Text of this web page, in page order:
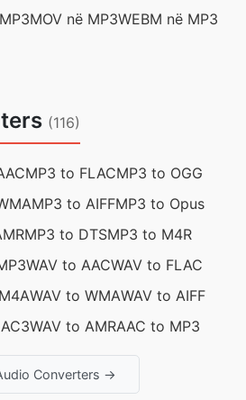
MOV në MP3WEBM në MP3
(116)
MP3 to FLACMP3 to OGG
MP3 to AIFFMP3 to Opus
MP3 to DTSMP3 to M4R
WAV to AACWAV to FLAC
WAV to WMAWAV to AIFF
WAV to AMRAAC to MP3
Converters →